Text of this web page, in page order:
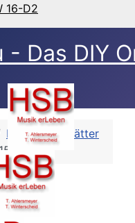
16-D2
Das DIY
HSB-Datenblätter
4
4 -